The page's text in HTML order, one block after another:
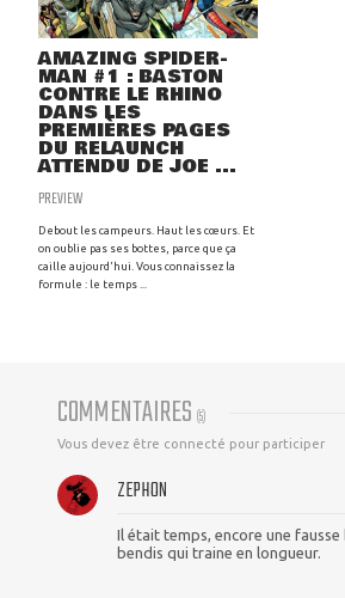
AMAZING SPIDER-
MAN #1 : BASTON
CONTRE LE RHINO
DANS LES
PREMIÈRES PAGES
DU RELAUNCH
ATTENDU DE JOE ...
PREVIEW
Debout les campeurs. Haut les cœurs. Et
on oublie pas ses bottes, parce que ça
caille aujourd'hui. Vous connaissez la
formule : le temps ...
COMMENTAIRES (5)
Vous devez être connecté pour participer
ZEPHON
Il était temps, encore une fausse
bendis qui traine en longueur.